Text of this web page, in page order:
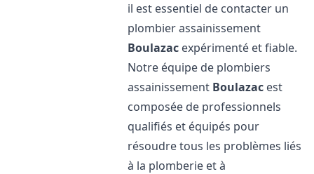
il est essentiel de contacter un
plombier assainissement
Boulazac expérimenté et fiable.
Notre équipe de plombiers
assainissement Boulazac est
composée de professionnels
qualifiés et équipés pour
résoudre tous les problèmes liés
à la plomberie et à